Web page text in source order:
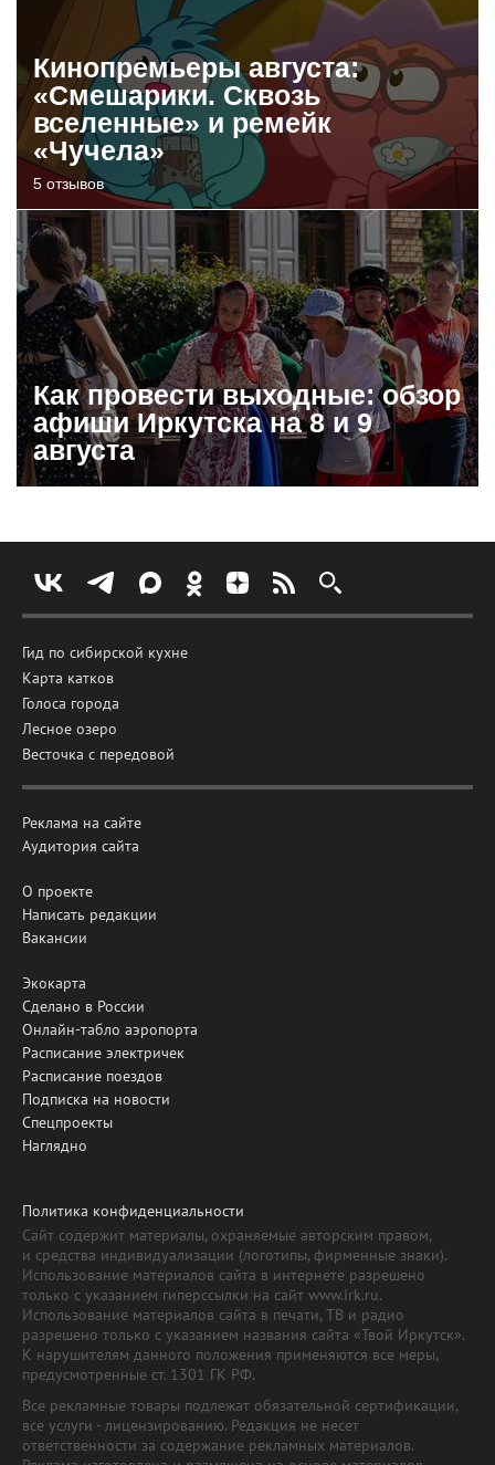
Кинопремьеры августа:
«Смешарики. Сквозь
вселенные» и ремейк
«Чучела»
5 отзывов
Как провести выходные: обзор
афиши Иркутска на 8 и 9
августа
Гид по сибирской кухне
Карта катков
Голоса города
Лесное озеро
Весточка с передовой
Реклама на сайте
Аудитория сайта
О проекте
Написать редакции
Вакансии
Экокарта
Сделано в России
Онлайн-табло аэропорта
Расписание электричек
Расписание поездов
Подписка на новости
Спецпроекты
Наглядно
Политика конфиденциальности
Сайт содержит материалы, охраняемые авторским правом,
и средства индивидуализации (логотипы, фирменные знаки).
Использование материалов сайта в интернете разрешено
только с указанием гиперссылки на сайт www.irk.ru.
Использование материалов сайта в печати, ТВ и радио
разрешено только с указанием названия сайта «Твой Иркутск».
К нарушителям данного положения применяются все меры,
предусмотренные ст. 1301 ГК РФ.
Все рекламные товары подлежат обязательной сертификации,
все услуги - лицензированию. Редакция не несет
ответственности за содержание рекламных материалов.